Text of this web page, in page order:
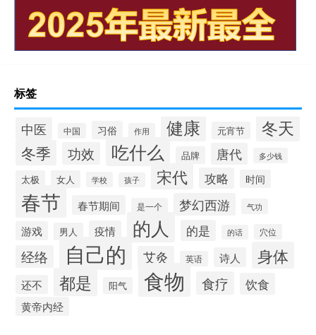
标签
中医 中国 习俗 作用 健康 元宵节 冬天
冬季 功效 吃什么 品牌 唐代 多少钱
太极 女人 学校 孩子 宋代 攻略 时间
春节 春节期间 是一个 梦幻西游 气功
游戏 男人 疫情 的人 的是 的话 穴位
经络 自己的 艾灸 英语 诗人 身体
还不 都是 阳气 食物 食疗 饮食
黄帝内经